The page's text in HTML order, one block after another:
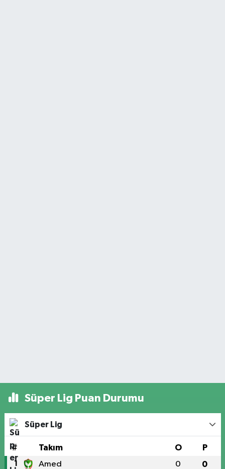
Süper Lig Puan Durumu
Süper Lig
# Takım O P
1 Amed 0 0